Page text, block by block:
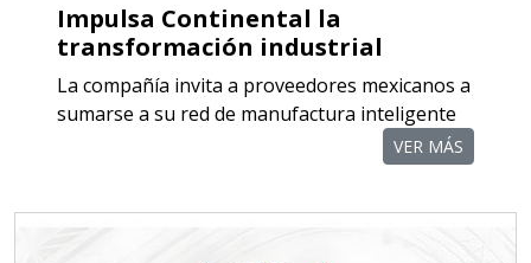
Empresa en Querétaro
Requiere:
COMPONENTES PARA
Especificaciones:
Impulsa Continental la
transformación industrial
La compañía invita a proveedores mexicanos a
sumarse a su red de manufactura inteligente
VER MÁS